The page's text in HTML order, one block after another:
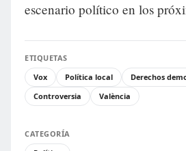
escenario político en los
ETIQUETAS
Vox
Política local
Derechos
Controversia
València
CATEGORÍA